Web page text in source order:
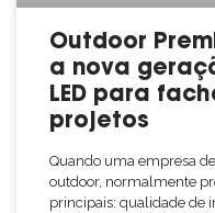
Outdoor
a nova
LED para
projetos
Quando uma empresa
outdoor, normalmente
principais: qualidade de